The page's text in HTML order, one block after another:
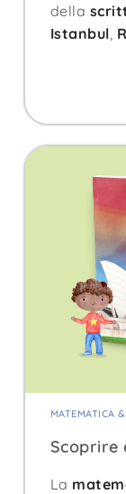
della
Istanbul
MATEMATICA
Scoprire
La